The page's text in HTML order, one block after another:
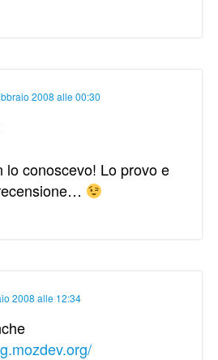
2008 alle 00:30
lo conoscevo! Lo provo e
2008 alle 12:34